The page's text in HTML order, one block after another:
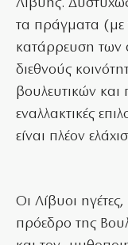
Λιβύης.
τα πράγματα (με
κατάρρευση των
διεθνούς
βουλευτικών και
εναλλακτικές
είναι πλέον
Οι Λίβυοι
πρόεδρο της